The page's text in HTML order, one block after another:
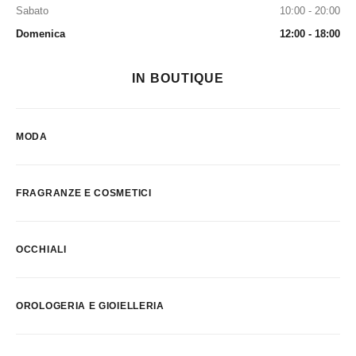
Sabato
10:00 - 20:00
Domenica
12:00 - 18:00
IN BOUTIQUE
MODA
FRAGRANZE E COSMETICI
OCCHIALI
OROLOGERIA E GIOIELLERIA